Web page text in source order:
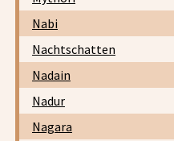
Nabi
Nachtschatten
Nadain
Nadur
Nagara